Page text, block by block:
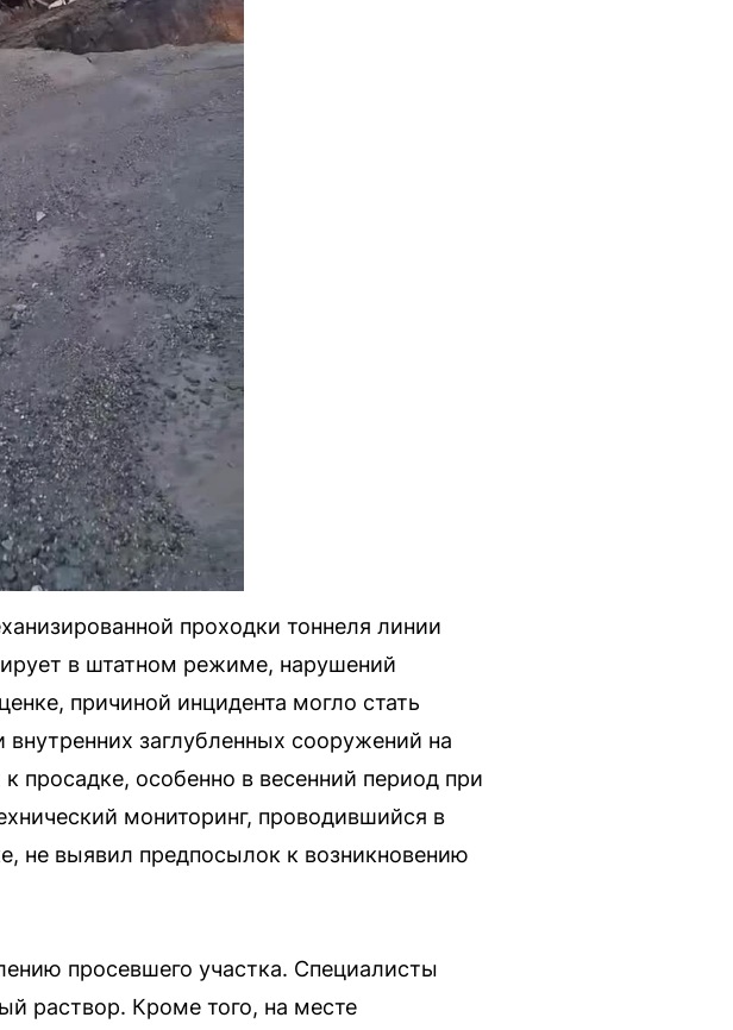
проходки тоннеля линии
в штатном режиме, нарушений
причиной инцидента могло стать
внутренних заглубленных сооружений на
просадке, особенно в весенний период при
мониторинг, проводившийся в
не выявил предпосылок к возникновению
просевшего участка. Специалисты
раствор. Кроме того, на месте